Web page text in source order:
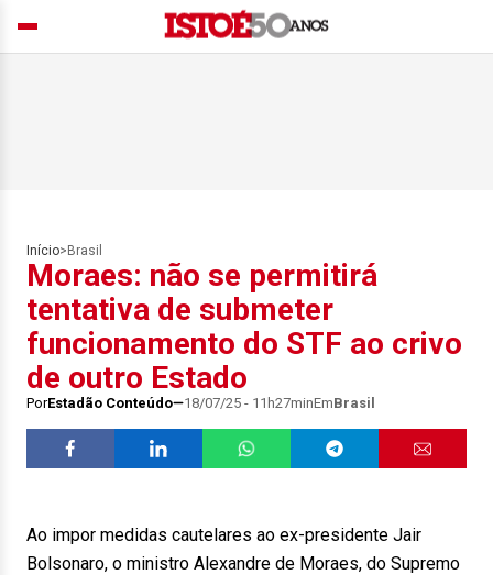
Início> Brasil
Moraes: não se permitirá
tentativa de submeter
funcionamento do STF ao crivo
de outro Estado
PorEstadão Conteúdo 18/07/25 - 11h27minEmBrasil
Ao impor medidas cautelares ao ex-presidente Jair
Bolsonaro, o ministro Alexandre de Moraes, do Supremo